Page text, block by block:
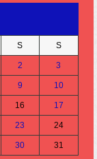
S S
2 3
9 10
16 17
23 24
30 31